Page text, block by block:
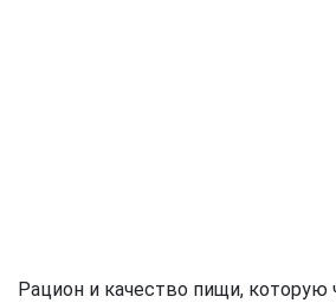
Рацион и качество пищи, которую